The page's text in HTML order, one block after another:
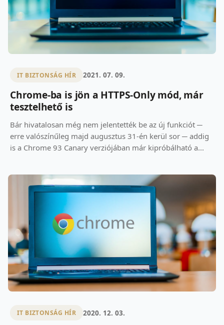
IT BIZTONSÁG HÍR 2021. 07. 09.
Chrome-ba is jön a HTTPS-Only mód, már
tesztelhető is
Bár hivatalosan még nem jelentették be az új funkciót ─
erre valószínűleg majd augusztus 31-én kerül sor ─ addig
is a Chrome 93 Canary verziójában már kipróbálható a...
IT BIZTONSÁG HÍR 2020. 12. 03.